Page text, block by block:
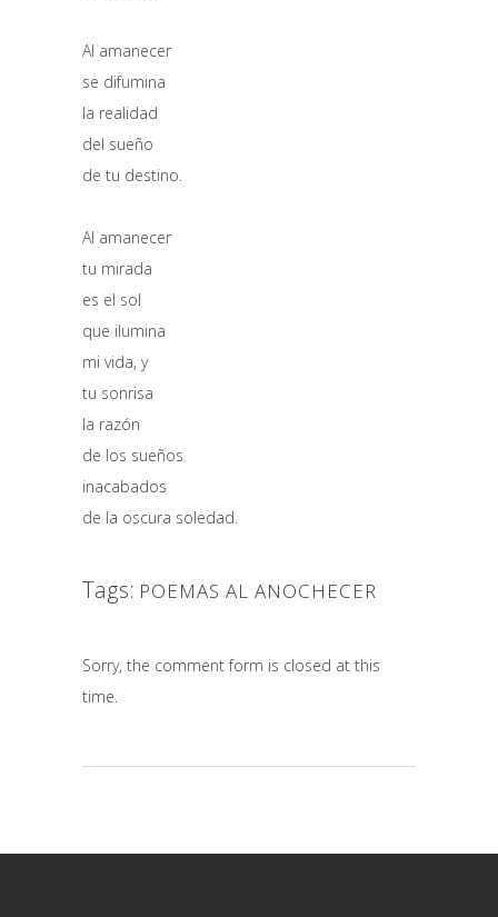
Al amanecer
se difumina
la realidad
del sueño
de tu destino.
Al amanecer
tu mirada
es el sol
que ilumina
mi vida, y
tu sonrisa
la razón
de los sueños
inacabados
de la oscura soledad.
Tags: POEMAS AL ANOCHECER
Sorry, the comment form is closed at this
time.